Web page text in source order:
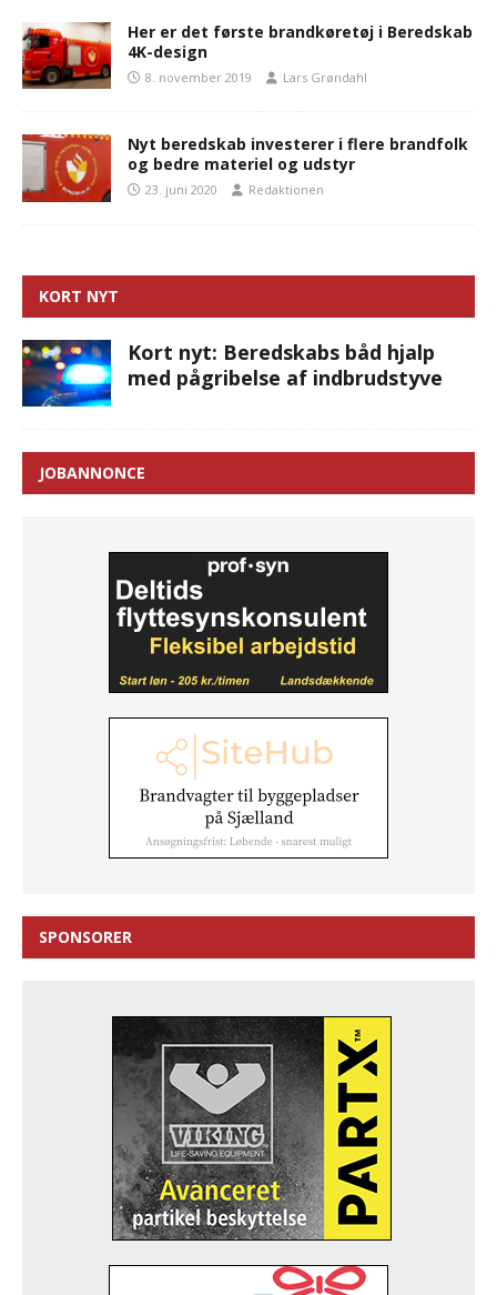
Her er det første brandkøretøj i Beredskab
4K-design
8. november 2019 Lars Grøndahl
Nyt beredskab investerer i flere brandfolk
og bedre materiel og udstyr
23. juni 2020 Redaktionen
KORT NYT
Kort nyt: Beredskabs båd hjalp
med pågribelse af indbrudstyve
JOBANNONCE
SPONSORER